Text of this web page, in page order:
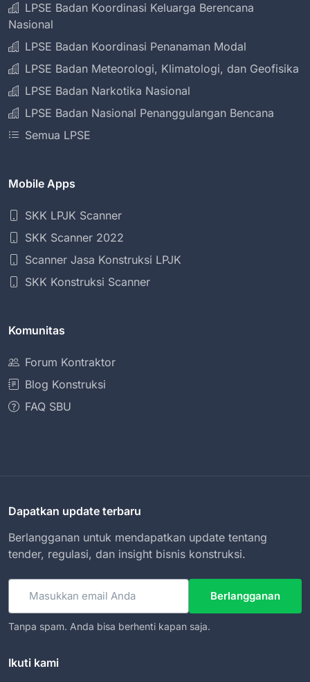
LPSE Badan Koordinasi Keluarga Berencana
Nasional
LPSE Badan Koordinasi Penanaman Modal
LPSE Badan Meteorologi, Klimatologi, dan Geofisika
LPSE Badan Narkotika Nasional
LPSE Badan Nasional Penanggulangan Bencana
Semua LPSE
Mobile Apps
SKK LPJK Scanner
SKK Scanner 2022
Scanner Jasa Konstruksi LPJK
SKK Konstruksi Scanner
Komunitas
Forum Kontraktor
Blog Konstruksi
FAQ SBU
Dapatkan update terbaru
Berlangganan untuk mendapatkan update tentang
tender, regulasi, dan insight bisnis konstruksi.
Berlangganan
Tanpa spam. Anda bisa berhenti kapan saja.
Ikuti kami